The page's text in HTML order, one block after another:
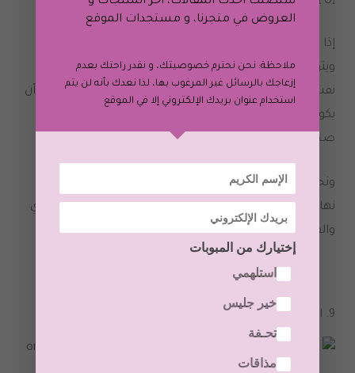
إذا كنت لا تمنحين جسمك الأطعمة المغذية التي يحتاجها
ويتوق إليها ، فمن المحتمل ألا تشعري بشعور جيد حيال
نفسك ويمكن أن تؤثر في مزاجك في نهاية المطاف
يمكن أن
يكون الطهي أيضًا تجربة علاجية حقًا ، لذا فإن تقديم وجبة
صحية يعد فوزًا مزدوجًا
ونحن منذ شهر يوليو الماضي، انقطعنا عن تناول السكر
نهائياً
(
ولكن الشاي
والقهوة والحلويات بشكل عام انقطعنا عنها بشكل نهائي
9. التواصل مع الطبيعة
العروض في متجرنا، و مستجدات الموقع
ملاحظة: نحن نحترم خصوصيتك، و نقدر راحتك بعدم
إزعاجك بالرسائل غير المرغوب بها، لذا نعدك بأنه لن يتم
استخدام عنوان بريدك الإلكتروني إلا في الموقع
إختيارك من المبوبات
استلهمي
خير جليس
تحـفة
مذاقات